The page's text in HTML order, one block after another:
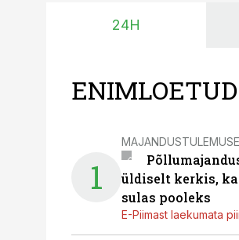
24H
ENIMLOETUD
1
üldiselt kerkis,
sulas pooleks
E-Piimast laekumata